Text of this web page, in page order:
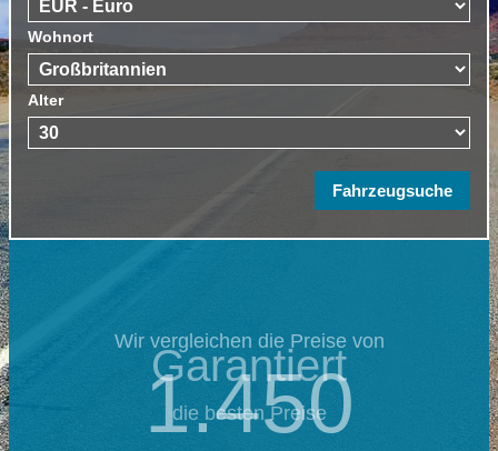
Wohnort
Alter
Wir vergleichen die Preise von
1.450
Garantiert
die besten Preise